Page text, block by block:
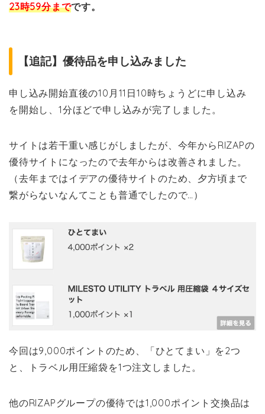
23時59分までです。
【追記】優待品を申し込みました
申し込み開始直後の10月11日10時ちょうどに申し込み
を開始し、1分ほどで申し込みが完了しました。
サイトは若干重い感じがしましたが、今年からRIZAPの
優待サイトになったので去年からは改善されました。
（去年まではイデアの優待サイトのため、夕方頃まで
繋がらないなんてことも普通でしたので…）
今回は9,000ポイントのため、「ひとてまい」を2つ
と、トラベル用圧縮袋を1つ注文しました。
他のRIZAPグループの優待では1,000ポイント交換品は